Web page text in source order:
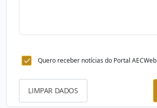
Quero receber notícias do Portal AECWeb
LIMPAR DADOS